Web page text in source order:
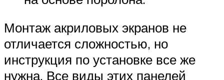
Монтаж акриловых экранов не
отличается сложностью, но
инструкция по установке все же
нужна. Все виды этих панелей